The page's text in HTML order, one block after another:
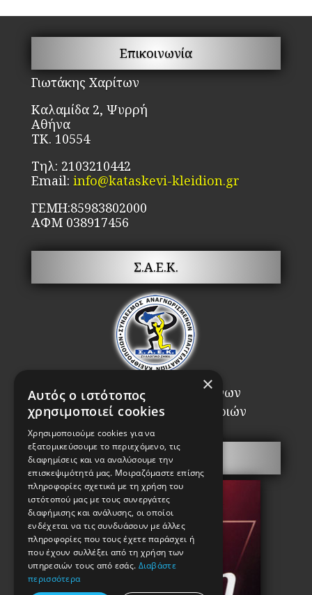
Επικοινωνία
Γιωτάκης Χαρίτων
Καλαμίδα 2, Ψυρρή
Αθήνα
ΤΚ. 10554
Τηλ: 2103210442
Email: info@kataskevi-kleidion.gr
ΓΕΜΗ:85983802000
ΑΦΜ 038917456
Σ.Α.Ε.Κ.
Σύνδεσμος Αναγνωρισμένων
Επαγγελματιών Κλειθροποιών
Πόρτες Ασφαλείας
×
Αυτός ο ιστότοπος
χρησιμοποιεί cookies
Χρησιμοποιούμε cookies για να
εξατομικεύσουμε το περιεχόμενο, τις
διαφημίσεις και να αναλύσουμε την
επισκεψιμότητά μας. Μοιραζόμαστε επίσης
πληροφορίες σχετικά με τη χρήση του
ιστότοπού μας με τους συνεργάτες
διαφήμισης και ανάλυσης, οι οποίοι
ενδέχεται να τις συνδυάσουν με άλλες
πληροφορίες που τους έχετε παράσχει ή
που έχουν συλλέξει από τη χρήση των
υπηρεσιών τους από εσάς. Διαβάστε
περισσότερα